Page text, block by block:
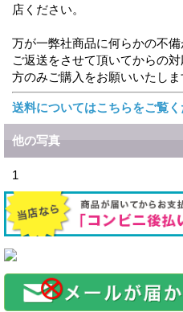
店ください。
万が一弊社商品に何らかの不
ご返送をさせて頂いてからの
方のみご購入をお願いいたしま
送料についてはこちらをご覧く
他の写真
1